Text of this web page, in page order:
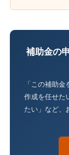
補助金の
「この補助
作成を任せた
たい」など、